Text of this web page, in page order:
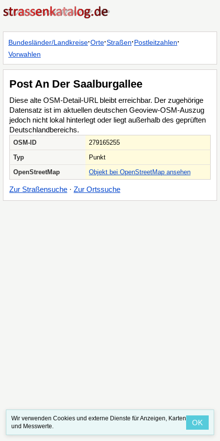
Bundesländer/Landkreise·Orte·Straßen·Postleitzahlen·
Vorwahlen
Post An Der Saalburgallee
Diese alte OSM-Detail-URL bleibt erreichbar. Der zugehörige
Datensatz ist im aktuellen deutschen Geoview-OSM-Auszug
jedoch nicht lokal hinterlegt oder liegt außerhalb des geprüften
Deutschlandbereichs.
OSM-ID
279165255
Typ
Punkt
OpenStreetMap
Objekt bei OpenStreetMap ansehen
Zur Straßensuche · Zur Ortssuche
Wir verwenden Cookies und externe Dienste für Anzeigen, Karten
und Messwerte.
OK